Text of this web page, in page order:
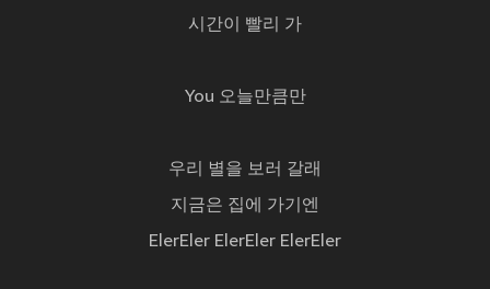
시간이 빨리 가
You 오늘만큼만
우리 별을 보러 갈래
지금은 집에 가기엔
ElerEler ElerEler ElerEler